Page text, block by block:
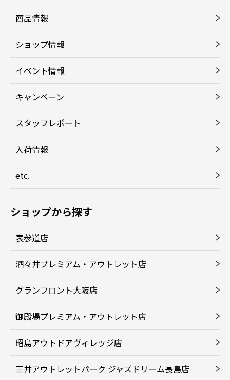
商品情報
ショップ情報
イベント情報
キャンペーン
スタッフレポート
入荷情報
etc.
ショップから探す
表参道店
酒々井プレミアム・アウトレット店
グランフロント大阪店
御殿場プレミアム・アウトレット店
昭島アウトドアヴィレッジ店
三井アウトレットパーク ジャズドリーム長島店